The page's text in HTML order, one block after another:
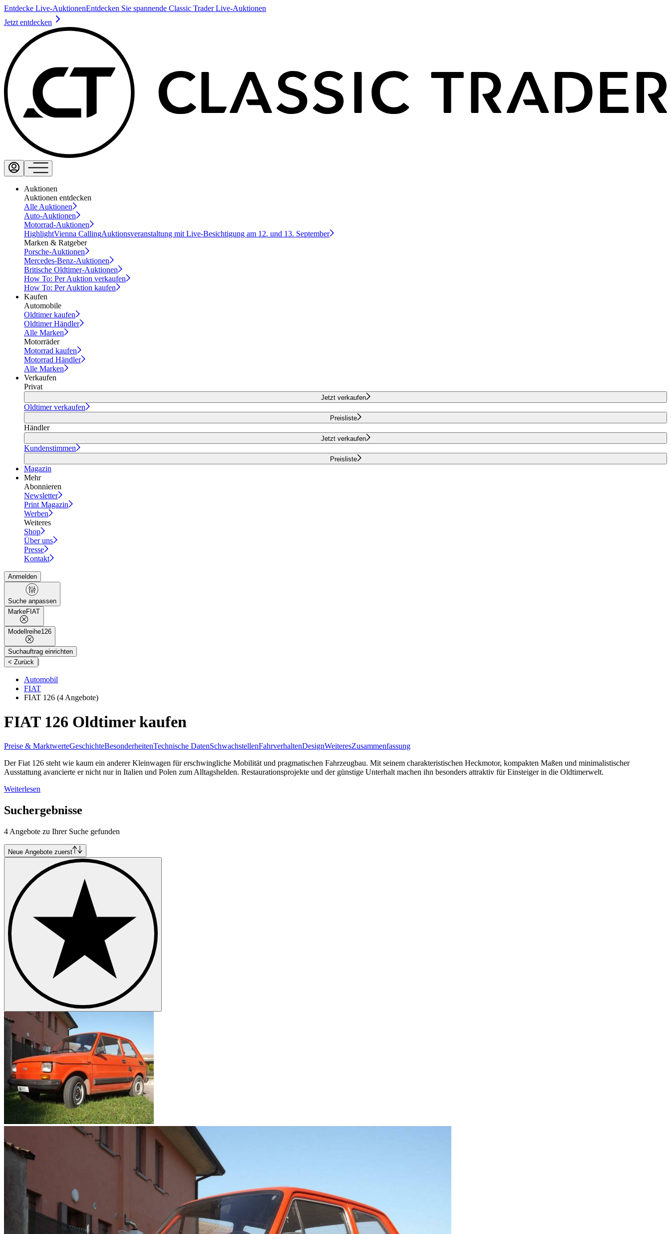
Entdecke Live-AuktionenEntdecken Sie spannende Classic Trader Live-Auktionen
Jetzt entdecken
Auktionen
Auktionen entdecken
Alle Auktionen
Auto-Auktionen
Motorrad-Auktionen
HighlightVienna CallingAuktionsveranstaltung mit Live-Besichtigung am 12. und 13. September
Marken & Ratgeber
Porsche-Auktionen
Mercedes-Benz-Auktionen
Britische Oldtimer-Auktionen
How To: Per Auktion verkaufen
How To: Per Auktion kaufen
Kaufen
Automobile
Oldtimer kaufen
Oldtimer Händler
Alle Marken
Motorräder
Motorrad kaufen
Motorrad Händler
Alle Marken
Verkaufen
Privat
Jetzt verkaufen
Oldtimer verkaufen
Preisliste
Händler
Jetzt verkaufen
Kundenstimmen
Preisliste
Magazin
Mehr
Abonnieren
Newsletter
Print Magazin
Werben
Weiteres
Shop
Über uns
Presse
Kontakt
Anmelden
Suche anpassen
MarkeFIAT
Modellreihe126
Suchauftrag einrichten
< Zurück
|
Automobil
FIAT
FIAT 126 (4 Angebote)
FIAT 126 Oldtimer kaufen
Preise & MarktwerteGeschichteBesonderheitenTechnische DatenSchwachstellenFahrverhaltenDesignWeiteresZusammenfassung
Der Fiat 126 steht wie kaum ein anderer Kleinwagen für erschwingliche Mobilität und pragmatischen Fahrzeugbau. Mit seinem charakteristischen Heckmotor, kompakten Maßen und minimalistischer
Ausstattung avancierte er nicht nur in Italien und Polen zum Alltagshelden. Restaurationsprojekte und der günstige Unterhalt machen ihn besonders attraktiv für Einsteiger in die Oldtimerwelt.
Weiterlesen
Suchergebnisse
4 Angebote zu Ihrer Suche gefunden
Neue Angebote zuerst